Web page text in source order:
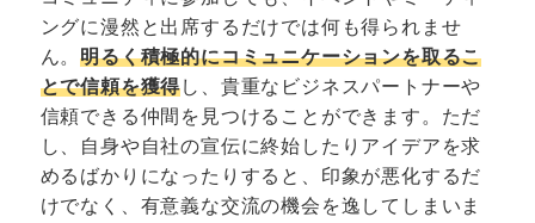
ングに漫然と出席するだけでは何も得られませ
ん。明るく積極的にコミュニケーションを取るこ
とで信頼を獲得し、貴重なビジネスパートナーや
信頼できる仲間を見つけることができます。ただ
し、自身や自社の宣伝に終始したりアイデアを求
めるばかりになったりすると、印象が悪化するだ
けでなく、有意義な交流の機会を逸してしまいま